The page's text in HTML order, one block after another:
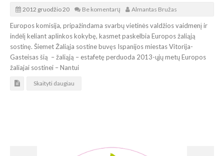
2012 gruodžio 20 Be komentarų Almantas Bružas
Europos komisija, pripažindama svarbų vietinės valdžios vaidmenį ir
indėlį keliant aplinkos kokybę, kasmet paskelbia Europos žaliąją
sostinę. Šiemet Žaliąja sostine buvęs Ispanijos miestas Vitorija-
Gasteisas šią – žaliąją – estafetę perduoda 2013-ųjų metų Europos
žaliajai sostinei – Nantui
Skaityti daugiau